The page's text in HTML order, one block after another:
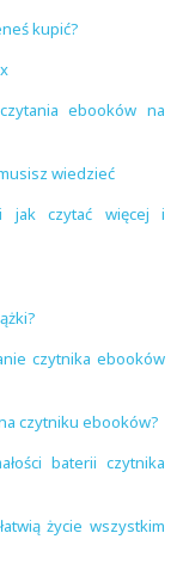
kupić?
ebooków na
wiedzieć
jak czytać więcej i
czytnika ebooków
czytniku ebooków?
baterii czytnika
życie wszystkim